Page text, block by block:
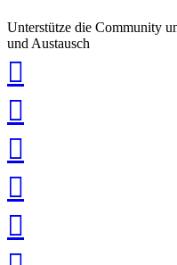
Unterstütze die Community
und Austausch
teilen
teilen
teilen
teilen